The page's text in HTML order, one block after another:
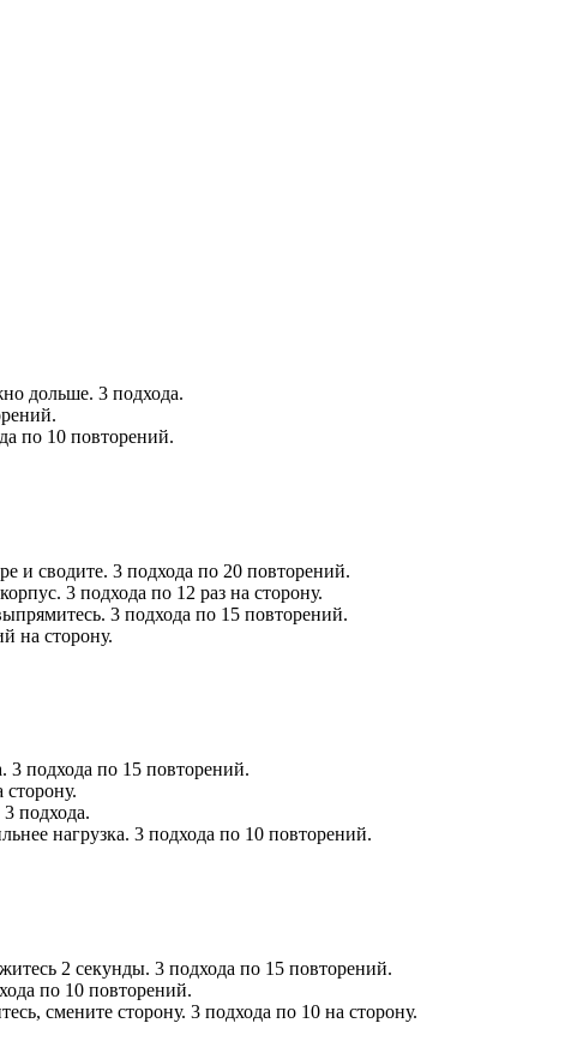
дольше. 3 подхода.
по 10 повторений.
и сводите. 3 подхода по 20 повторений.
3 подхода по 12 раз на сторону.
3 подхода по 15 повторений.
на сторону.
подхода по 15 повторений.
подхода.
нагрузка. 3 подхода по 10 повторений.
2 секунды. 3 подхода по 15 повторений.
по 10 повторений.
смените сторону. 3 подхода по 10 на сторону.